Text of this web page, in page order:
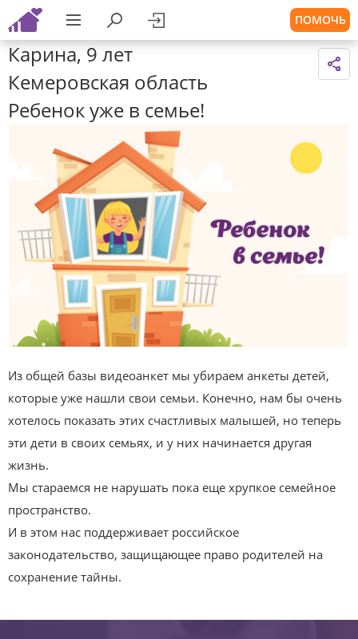
ПОМОЧЬ
Карина, 9 лет
Кемеровская область
Ребенок уже в семье!
Из общей базы видеоанкет мы убираем анкеты детей,
которые уже нашли свои семьи. Конечно, нам бы очень
хотелось показать этих счастливых малышей, но теперь
эти дети в своих семьях, и у них начинается другая
жизнь.
Мы стараемся не нарушать пока еще хрупкое семейное
пространство.
И в этом нас поддерживает российское
законодательство, защищающее право родителей на
сохранение тайны.